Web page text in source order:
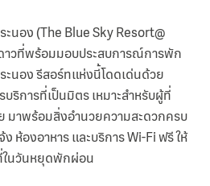
ะนอง (The Blue Sky Resort@
าวที่พร้อมมอบประสบการณ์การพัก
นอง รีสอร์ทแห่งนี้โดดเด่นด้วย
ริการที่เป็นมิตร เหมาะสำหรับผู้ที่
มาพร้อมสิ่งอำนวยความสะดวกครบ
ห้องอาหาร และบริการ Wi-Fi ฟรี ให้
นวันหยุดพักผ่อน